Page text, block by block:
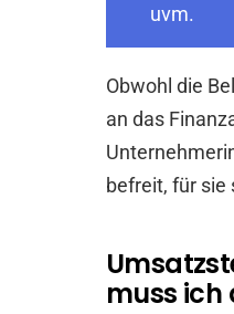
uvm.
Obwohl die
an das
befreit, für sie
muss ich